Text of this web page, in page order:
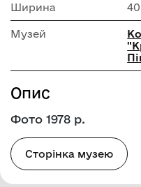
Ширина
Музей
Опис
Фото 1978 р.
Сторінка музею